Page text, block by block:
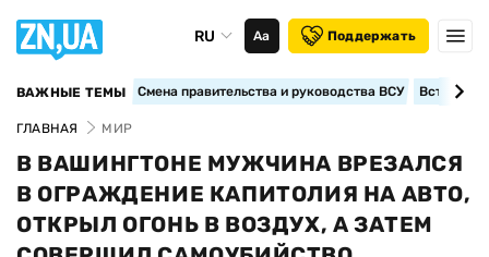
RU Аа Поддержать
ВАЖНЫЕ ТЕМЫ Смена правительства и руководства ВСУ
ГЛАВНАЯ МИР
В ВАШИНГТОНЕ МУЖЧИНА ВРЕЗАЛСЯ
В ОГРАЖДЕНИЕ КАПИТОЛИЯ НА АВТО,
ОТКРЫЛ ОГОНЬ В ВОЗДУХ, А ЗАТЕМ